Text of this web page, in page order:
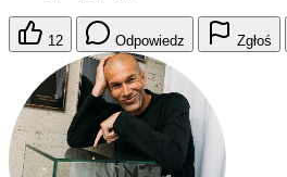
12 Odpowiedz Zgłoś